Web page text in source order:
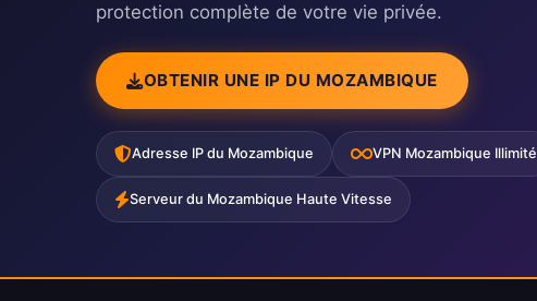
protection complète de votre vie privée.
OBTENIR UNE IP DU MOZAMBIQUE
Adresse IP du Mozambique VPN Mozambique Illimité
Serveur du Mozambique Haute Vitesse